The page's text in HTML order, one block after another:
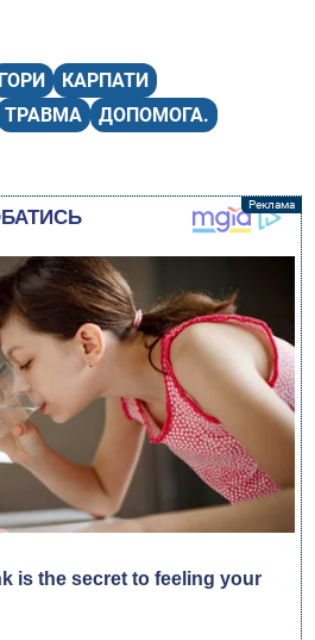
ГОРИ
КАРПАТИ
ТРАВМА ДОПОМОГА.